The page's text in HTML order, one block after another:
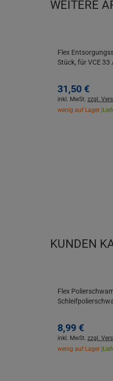
WEITERE
Flex
Stück, für VCE 33
31,50 €
inkl. MwSt. zzgl.
wenig auf Lager |
KUNDEN
Flex
8,99 €
inkl. MwSt. zzgl.
wenig auf Lager |